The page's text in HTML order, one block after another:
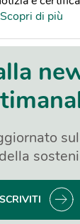
Scopri di più